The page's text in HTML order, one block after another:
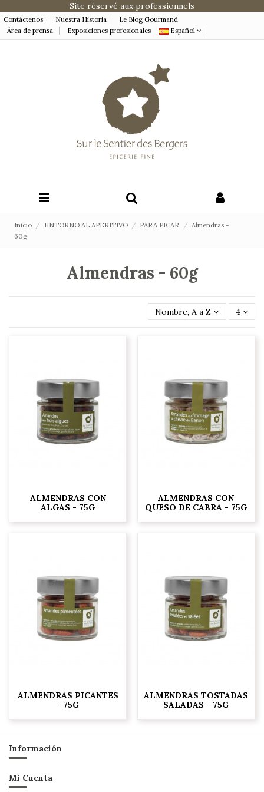
Site réservé aux professionnels
Contáctenos Nuestra Historia
Le Blog Gourmand
Área de prensa
Exposiciones profesionales Español
Inicio ENTORNO AL APERITIVO PARA PICAR
Almendras -
60g
Almendras - 60g
Nombre, A a Z 4
ALMENDRAS CON
ALGAS - 75G
ALMENDRAS CON
QUESO DE CABRA - 75G
ALMENDRAS PICANTES
- 75G
ALMENDRAS TOSTADAS
SALADAS - 75G
Información
Mi Cuenta